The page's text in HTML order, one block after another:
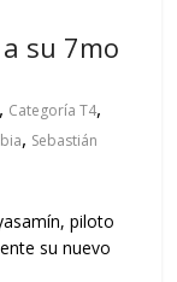
su 7mo
, Categoría T4,
, Sebastián
piloto
su nuevo